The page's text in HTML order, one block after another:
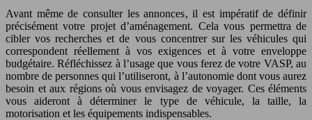
Avant même de consulter les annonces, il est impératif de définir
précisément votre projet d’aménagement. Cela vous permettra de
cibler vos recherches et de vous concentrer sur les véhicules qui
correspondent réellement à vos exigences et à votre enveloppe
budgétaire. Réfléchissez à l’usage que vous ferez de votre VASP, au
nombre de personnes qui l’utiliseront, à l’autonomie dont vous aurez
besoin et aux régions où vous envisagez de voyager. Ces éléments
vous aideront à déterminer le type de véhicule, la taille, la
motorisation et les équipements indispensables.